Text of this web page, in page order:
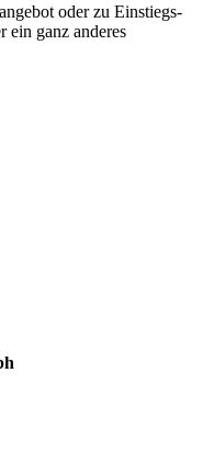
oder zu Einstiegs-
ein ganz anderes